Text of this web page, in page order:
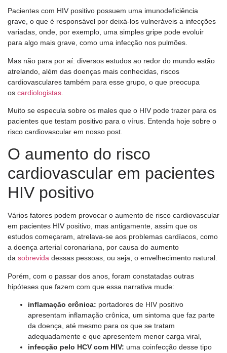
Pacientes com HIV positivo possuem uma imunodeficiência
grave, o que é responsável por deixá-los vulneráveis a infecções
variadas, onde, por exemplo, uma simples gripe pode evoluir
para algo mais grave, como uma infecção nos pulmões.
Mas não para por aí: diversos estudos ao redor do mundo estão
atrelando, além das doenças mais conhecidas, riscos
cardiovasculares também para esse grupo, o que preocupa
os cardiologistas
Muito se especula sobre os males que o HIV pode trazer para os
pacientes que testam positivo para o vírus. Entenda hoje sobre o
risco cardiovascular em nosso post.
O aumento do risco
cardiovascular em pacientes
HIV positivo
Vários fatores podem provocar o aumento de risco cardiovascular
em pacientes HIV positivo, mas antigamente, assim que os
estudos começaram, atrelava-se aos problemas cardíacos, como
a doença arterial coronariana, por causa do aumento
da sobrevida dessas pessoas, ou seja, o envelhecimento natural.
Porém, com o passar dos anos, foram constatadas outras
hipóteses que fazem com que essa narrativa mude:
inflamação crônica: portadores de HIV positivo
apresentam inflamação crônica, um sintoma que faz parte
da doença, até mesmo para os que se tratam
adequadamente e que apresentem menor carga viral,
infecção pelo HCV com HIV: uma coinfecção desse tipo